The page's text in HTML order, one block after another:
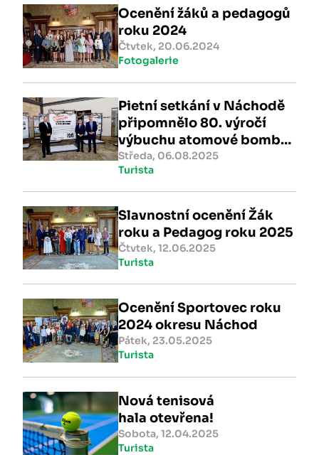
Ocenění žáků a pedagogů
roku 2024
Čtvtek, 20.06.2024
Fotogalerie
Pietní setkání v Náchodě
připomnělo 80. výročí
výbuchu atomové bomby
nad Hirošimou
Středa, 06.08.2025
Turista
Slavnostní ocenění Žák
roku a Pedagog roku 2025
Čtvtek, 12.06.2025
Turista
Ocenění Sportovec roku
2024 okresu Náchod
Pátek, 23.05.2025
Turista
Nová tenisová
hala otevřena!
Sobota, 12.04.2025
Turista